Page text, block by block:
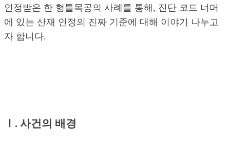
인정받은 한 형틀목공의 사례를 통해, 진단 코드 너머
에 있는 산재 인정의 진짜 기준에 대해 이야기 나누고
자 합니다.
Ⅰ. 사건의 배경